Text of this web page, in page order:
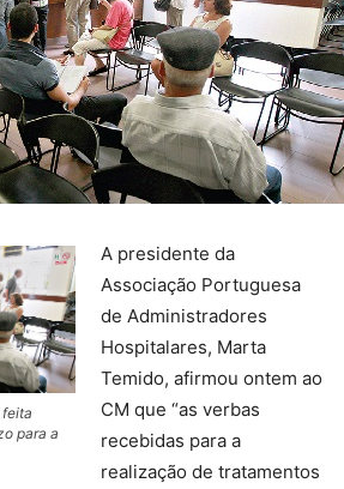
para a
A presidente da
Associação Portuguesa
de Administradores
Hospitalares, Marta
Temido, afirmou ontem ao
CM que “as verbas
recebidas para a
realização de tratamentos